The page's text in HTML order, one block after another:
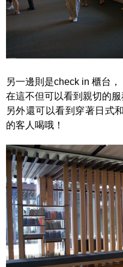
另一邊則是check in 櫃台，
在這不但可以看到親切的服
另外還可以看到穿著日式
的客人喝哦！